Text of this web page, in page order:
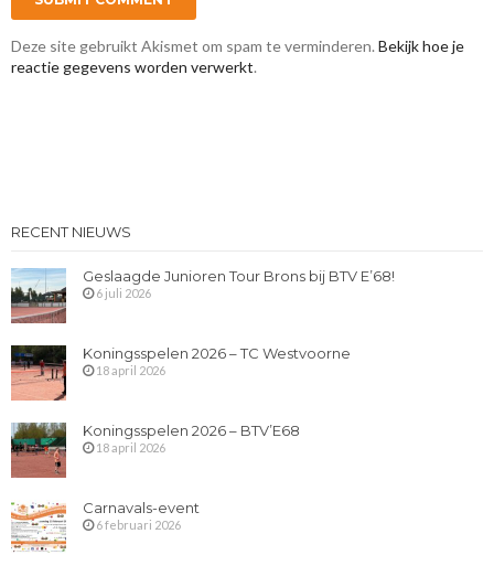
Deze site gebruikt Akismet om spam te verminderen. Bekijk hoe je
reactie gegevens worden verwerkt.
RECENT NIEUWS
Geslaagde Junioren Tour Brons bij BTV E’68!
6 juli 2026
Koningsspelen 2026 – TC Westvoorne
18 april 2026
Koningsspelen 2026 – BTV’E68
18 april 2026
Carnavals-event
6 februari 2026